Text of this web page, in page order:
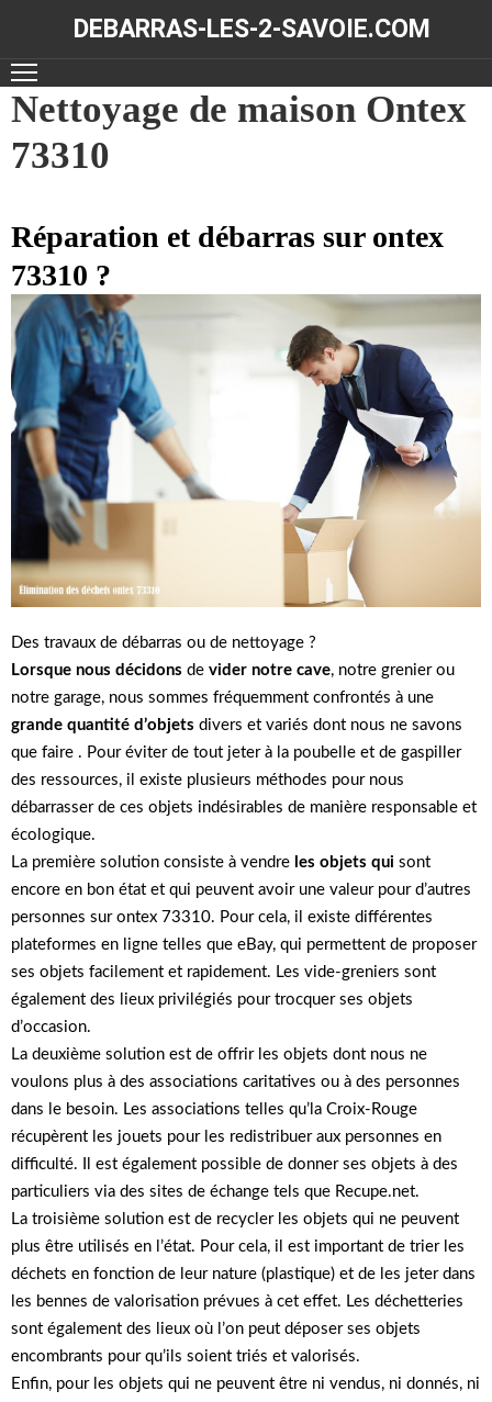
DEBARRAS-LES-2-SAVOIE.COM
ACCUEIL
DÉBARRAS
RÉALISATIONS
CONTACT
Nettoyage de maison Ontex
73310
Réparation et débarras sur ontex
73310 ?
Des travaux de débarras ou de nettoyage ?
Lorsque nous décidons de vider notre cave, notre grenier ou
notre garage, nous sommes fréquemment confrontés à une
grande quantité d’objets divers et variés dont nous ne savons
que faire . Pour éviter de tout jeter à la poubelle et de gaspiller
des ressources, il existe plusieurs méthodes pour nous
débarrasser de ces objets indésirables de manière responsable et
écologique.
La première solution consiste à vendre les objets qui sont
encore en bon état et qui peuvent avoir une valeur pour d’autres
personnes sur ontex 73310. Pour cela, il existe différentes
plateformes en ligne telles que eBay, qui permettent de proposer
ses objets facilement et rapidement. Les vide-greniers sont
également des lieux privilégiés pour trocquer ses objets
d’occasion.
La deuxième solution est de offrir les objets dont nous ne
voulons plus à des associations caritatives ou à des personnes
dans le besoin. Les associations telles qu’la Croix-Rouge
récupèrent les jouets pour les redistribuer aux personnes en
difficulté. Il est également possible de donner ses objets à des
particuliers via des sites de échange tels que Recupe.net.
La troisième solution est de recycler les objets qui ne peuvent
plus être utilisés en l’état. Pour cela, il est important de trier les
déchets en fonction de leur nature (plastique) et de les jeter dans
les bennes de valorisation prévues à cet effet. Les déchetteries
sont également des lieux où l’on peut déposer ses objets
encombrants pour qu’ils soient triés et valorisés.
Enfin, pour les objets qui ne peuvent être ni vendus, ni donnés, ni